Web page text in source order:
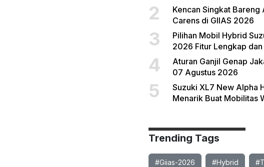
2
Kencan Singkat Bareng
Carens di GIIAS 2026
3
Pilihan Mobil Hybrid
2026 Fitur Lengkap dan
4
Aturan Ganjil Genap
07 Agustus 2026
5
Suzuki XL7 New Alpha
Menarik Buat Mobilitas
Trending Tags
#Giias-2026 #Hybrid